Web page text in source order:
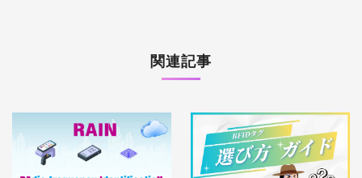
関連記事